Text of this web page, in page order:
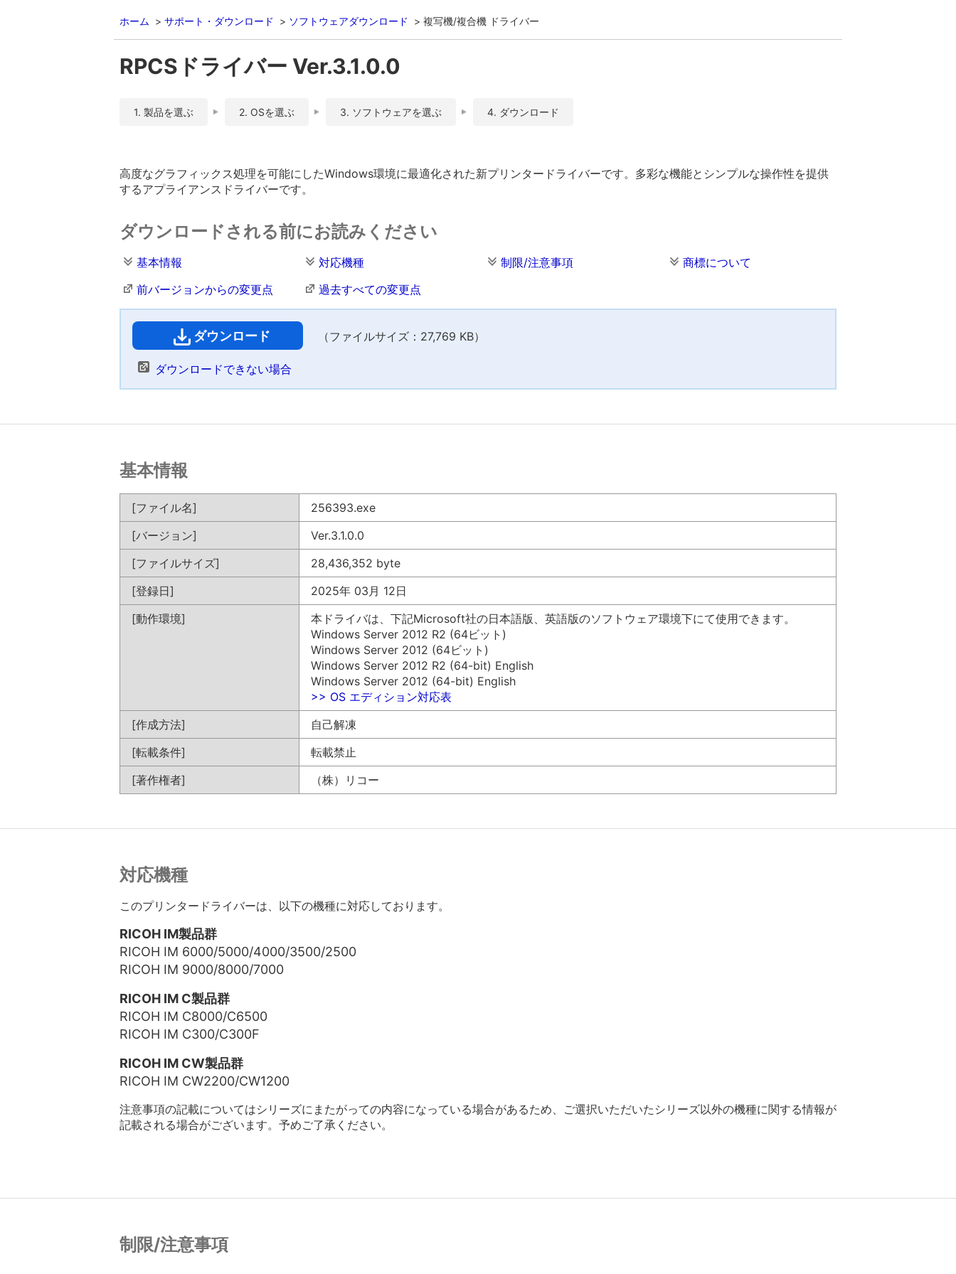
ホーム サポート・ダウンロード ソフトウェアダウンロード 複写機/複合機 ドライバー
RPCSドライバー Ver.3.1.0.0
1. 製品を選ぶ 2. OSを選ぶ 3. ソフトウェアを選ぶ 4. ダウンロード
高度なグラフィックス処理を可能にしたWindows環境に最適化された新プリンタードライバーです。多彩な機能とシンプルな操作性を提供
するアプライアンスドライバーです。
ダウンロードされる前にお読みください
基本情報 対応機種 制限/注意事項
商標について
前バージョンからの変更点
過去すべての変更点
ダウンロード （ファイルサイズ：27,769 KB）
ダウンロードできない場合
基本情報
[ファイル名]
256393.exe
[バージョン]
Ver.3.1.0.0
[ファイルサイズ]
28,436,352 byte
[登録日]
2025年 03月 12日
[動作環境]
本ドライバは、下記Microsoft社の日本語版、英語版のソフトウェア環境下にて使用できます。
Windows Server 2012 R2 (64ビット)
Windows Server 2012 (64ビット)
Windows Server 2012 R2 (64-bit) English
Windows Server 2012 (64-bit) English
>> OS エディション対応表
[作成方法]
自己解凍
[転載条件]
転載禁止
[著作権者]
（株）リコー
対応機種
このプリンタードライバーは、以下の機種に対応しております。
RICOH IM製品群
RICOH IM 6000/5000/4000/3500/2500
RICOH IM 9000/8000/7000
RICOH IM C製品群
RICOH IM C8000/C6500
RICOH IM C300/C300F
RICOH IM CW製品群
RICOH IM CW2200/CW1200
注意事項の記載についてはシリーズにまたがっての内容になっている場合があるため、ご選択いただいたシリーズ以外の機種に関する情報が
記載される場合がございます。予めご了承ください。
制限/注意事項